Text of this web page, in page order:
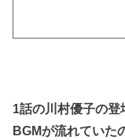
1話の川村優子の
BGMが流れていた